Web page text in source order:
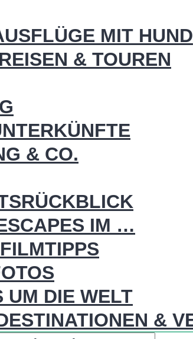
MIT HUND
& TOUREN
& CO.
IM …
UM DIE WELT
&